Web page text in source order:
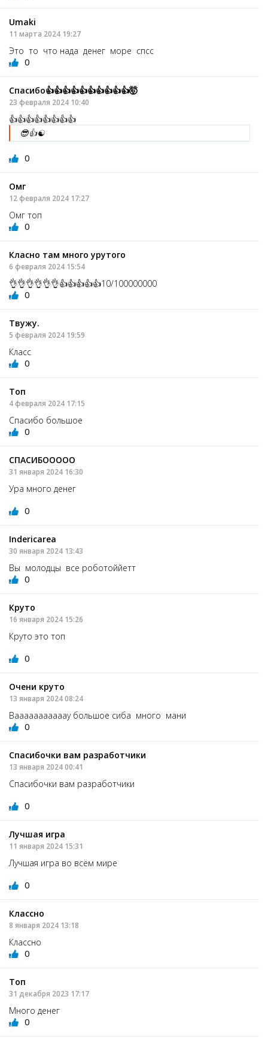
Umaki
11 марта 2024 19:27
Это то что нада денег море спсс
0
Спасибо👍👍👍👍👍👍👍👍👍👍🤯
23 февраля 2024 10:40
👍👍👍👍👍👍👍👍
😎👍☯️
0
Омг
12 февраля 2024 17:27
Омг топ
0
Класно там много урутого
6 февраля 2024 15:54
👌👌👌👌👌👌👍👍👍👍👍10/100000000
0
Твужу.
5 февраля 2024 19:59
Класс
0
Топ
4 февраля 2024 17:15
Спасибо большое
0
СПАСИБООООО
31 января 2024 16:30
Ура много денег
0
Indericarea
30 января 2024 13:43
Вы молодцы все роботоййетт
0
Круто
16 января 2024 15:26
Круто это топ
0
Очени круто
13 января 2024 08:24
Вааааааааааау большое сиба много мани
0
Спасибочки вам разработчики
13 января 2024 00:41
Спасибочки вам разработчики
0
Лучшая игра
11 января 2024 15:31
Лучшая игра во всём мире
0
Классно
8 января 2024 13:18
Классно
0
Топ
31 декабря 2023 17:17
Много денег
0